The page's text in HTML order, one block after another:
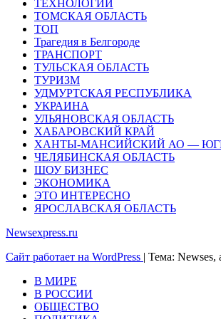
ТЕХНОЛОГИИ
ТОМСКАЯ ОБЛАСТЬ
ТОП
Трагедия в Белгороде
ТРАНСПОРТ
ТУЛЬСКАЯ ОБЛАСТЬ
ТУРИЗМ
УДМУРТСКАЯ РЕСПУБЛИКА
УКРАИНА
УЛЬЯНОВСКАЯ ОБЛАСТЬ
ХАБАРОВСКИЙ КРАЙ
ХАНТЫ-МАНСИЙСКИЙ АО —
ЧЕЛЯБИНСКАЯ ОБЛАСТЬ
ШОУ БИЗНЕС
ЭКОНОМИКА
ЭТО ИНТЕРЕСНО
ЯРОСЛАВСКАЯ ОБЛАСТЬ
Newsexpress.ru
Сайт работает на WordPress | Тема: Newses,
В МИРЕ
В РОССИИ
ОБЩЕСТВО